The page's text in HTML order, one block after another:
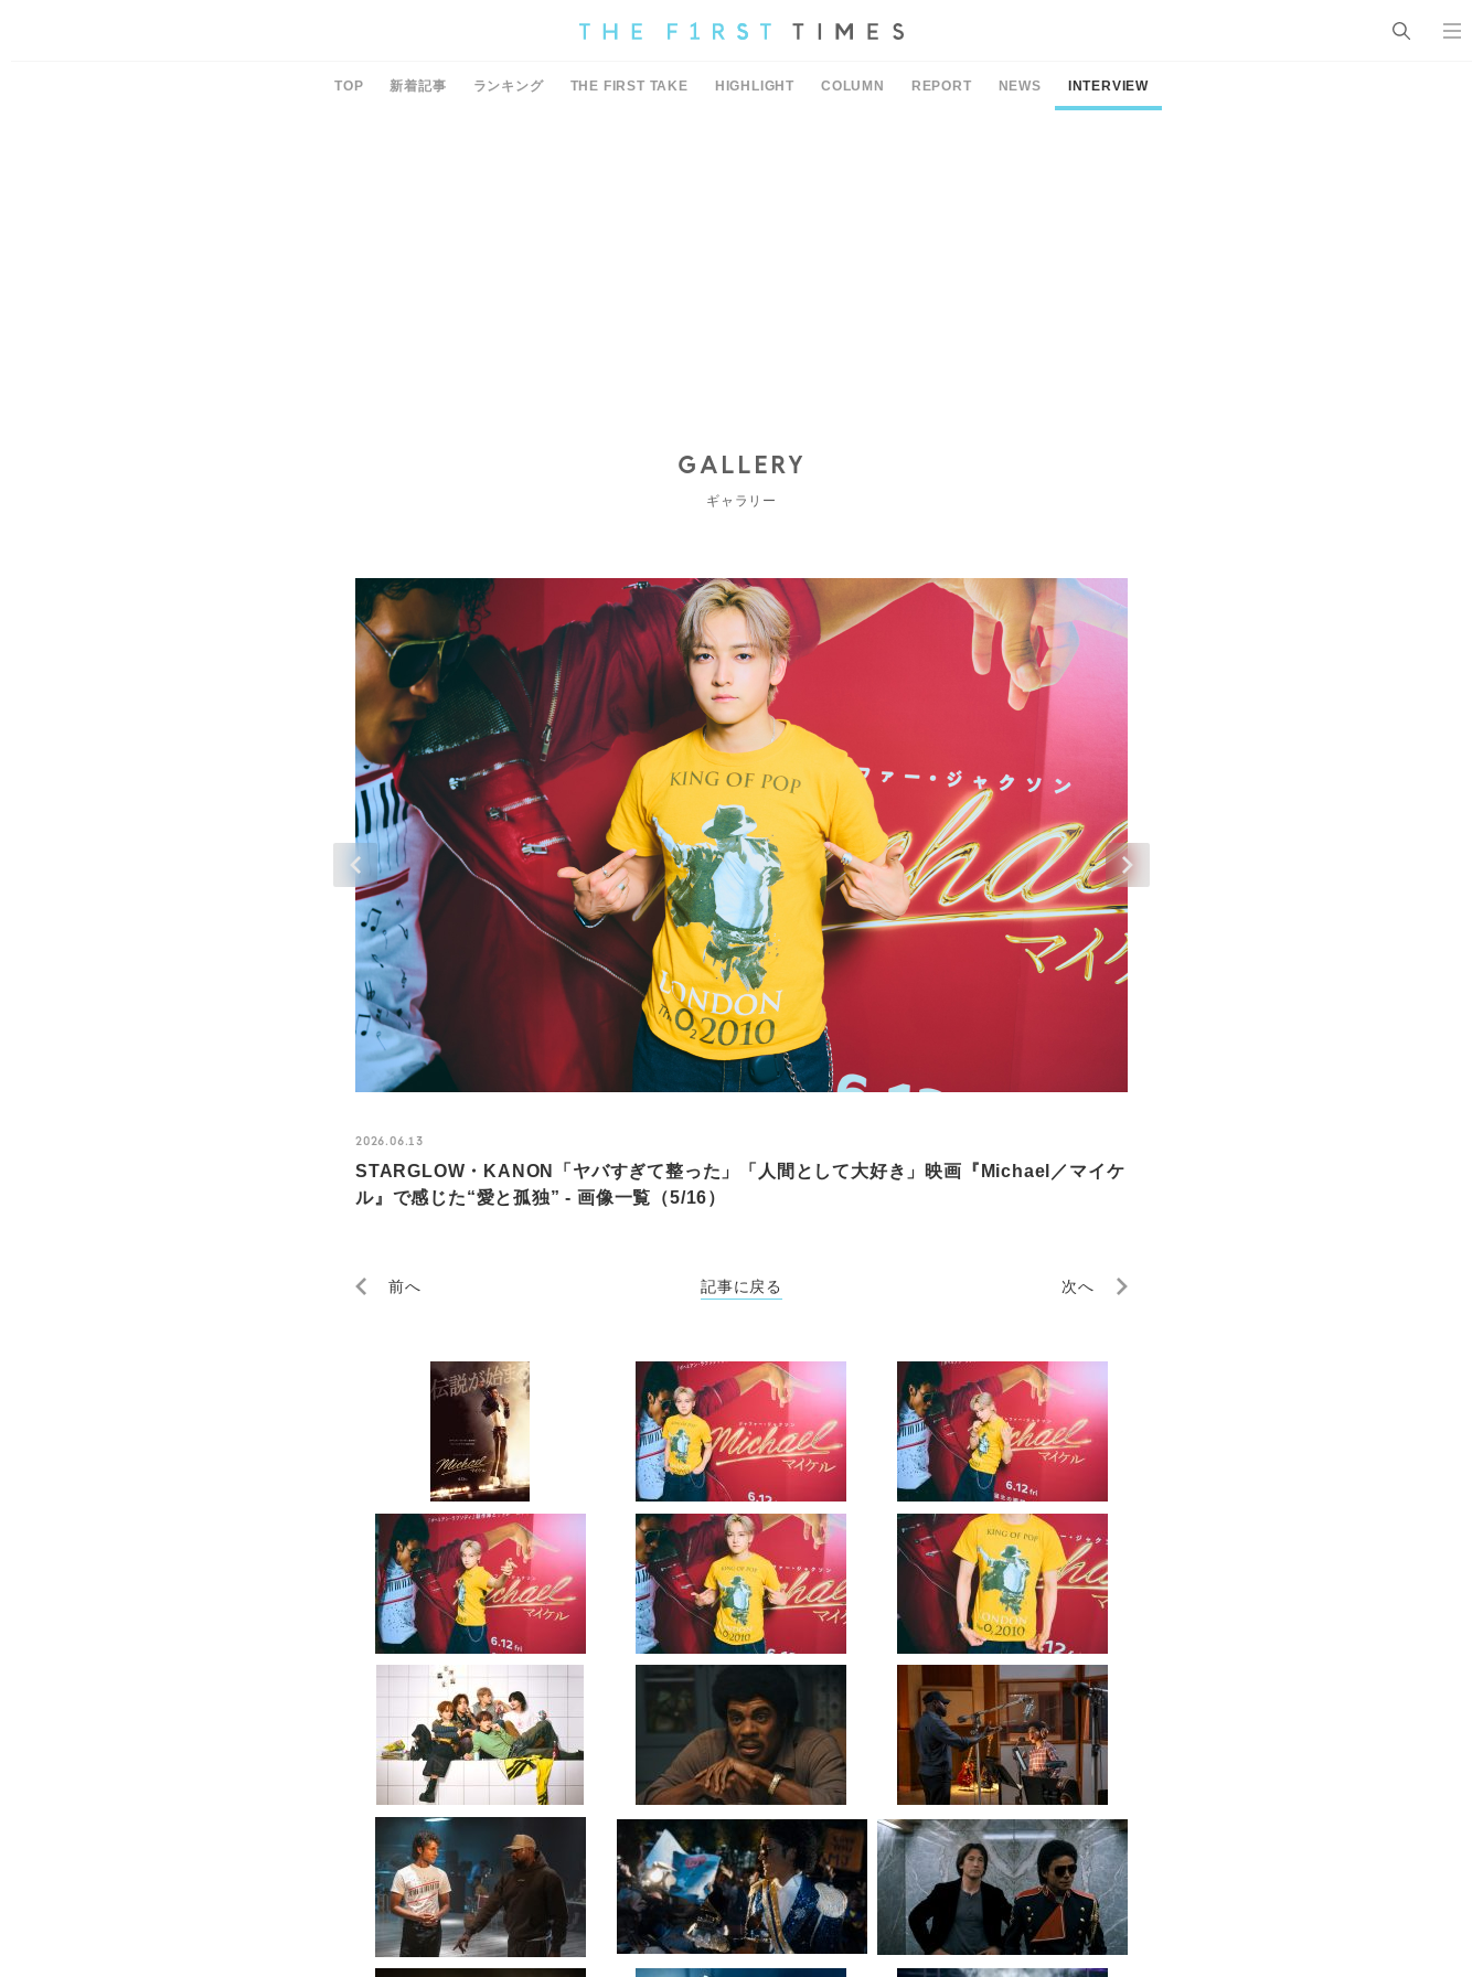
TOP 新着記事 ランキング THE FIRST TAKE HIGHLIGHT COLUMN REPORT NEWS INTERVIEW
GALLERY
ギャラリー
2026.06.13
STARGLOW・KANON「ヤバすぎて整った」「人間として大好き」映画『Michael／マイケ
ル』で感じた“愛と孤独” - 画像一覧（5/16）
前へ 記事に戻る 次へ